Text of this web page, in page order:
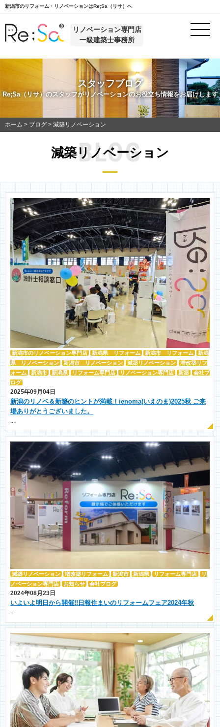
新潟市のリフォーム・リノベーションはRe;Sa（リサ）へ
リノベーション専門店
一級建築士事務所
スタッフブログ
Re;Sa（リサ）のスタッフがリノベーションのお役立ち情報をお届けします
ホーム > ブログ > 減築リノベーション
BLOG
減築リノベーション
新潟市のリノベーション専門店 新潟県 リフォーム 新潟市 リフォーム
新潟
県 リノベーション
新潟市 リノベーション 減築リノベーション
増改築リフ
ォーム
新潟市 新潟県 リフォーム専門店 リノベーション専門店 新築
会社ブ
ログ
2025年09月04日
新潟のリノベ＆新築のヒントが満載！ienoma(いえのま)2025秋 ご来
場ありがとうございました。
...
減築リノベーション 増改築リフォーム 新潟市 新潟県 リフォーム専門店
リ
ノベーション専門店
お知らせ 会社ブログ
2024年08月23日
いよいよ明日から開催!!日報住まいのリフォームフェア2024年秋
...